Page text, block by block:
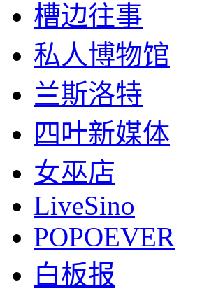
槽边往事
私人博物馆
兰斯洛特
四叶新媒体
女巫店
LiveSino
POPOEVER
白板报